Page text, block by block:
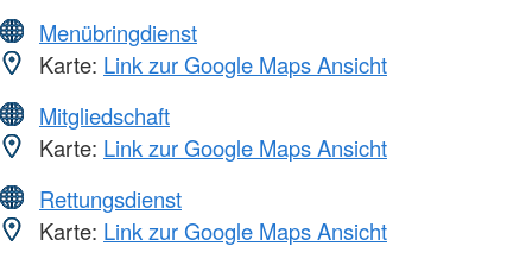
Menübringdienst
Karte: Link zur Google Maps Ansicht
Mitgliedschaft
Karte: Link zur Google Maps Ansicht
Rettungsdienst
Karte: Link zur Google Maps Ansicht